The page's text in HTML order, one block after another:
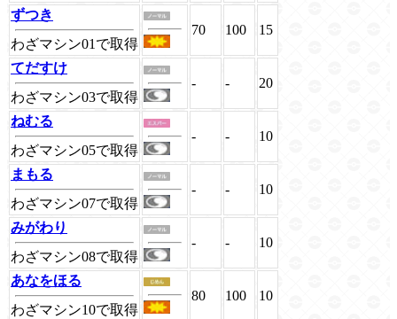
ずつき
わざマシン01で取得
70 100 15
てだすけ
わざマシン03で取得
- - 20
ねむる
わざマシン05で取得
- - 10
まもる
わざマシン07で取得
- - 10
みがわり
わざマシン08で取得
- - 10
あなをほる
わざマシン10で取得
80 100 10